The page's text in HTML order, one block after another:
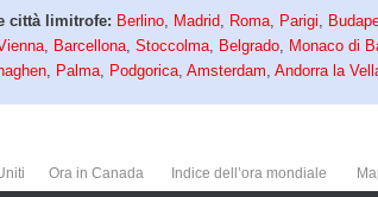
città limitrofe: Berlino, Madrid, Roma, Parigi,
, Barcellona,Stoccolma, Belgrado, Monaco di
, Palma, Podgorica,Amsterdam,Andorra la
Ora in Canada Indice dell’ora mondiale